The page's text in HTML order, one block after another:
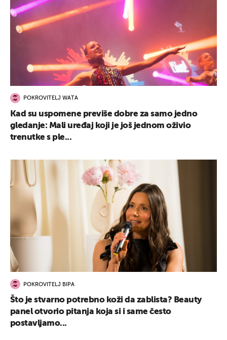
POKROVITELJ WATA
Kad su uspomene previše dobre za samo jedno
gledanje: Mali uređaj koji je još jednom oživio
trenutke s ple...
POKROVITELJ BIPA
Što je stvarno potrebno koži da zablista? Beauty
panel otvorio pitanja koja si i same često
postavljamo...